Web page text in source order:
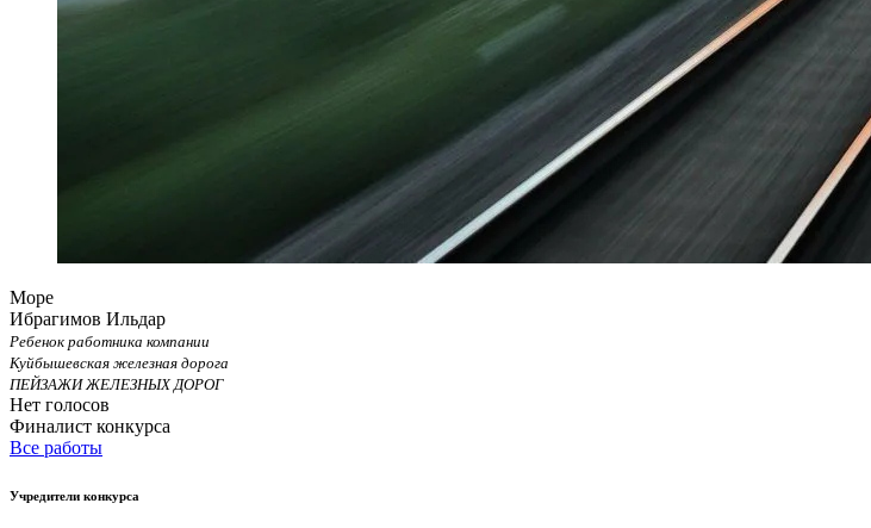
Море
Ибрагимов Ильдар
Ребенок работника компании
Куйбышевская железная дорога
ПЕЙЗАЖИ ЖЕЛЕЗНЫХ ДОРОГ
Нет голосов
Финалист конкурса
Все работы
Учредители конкурса